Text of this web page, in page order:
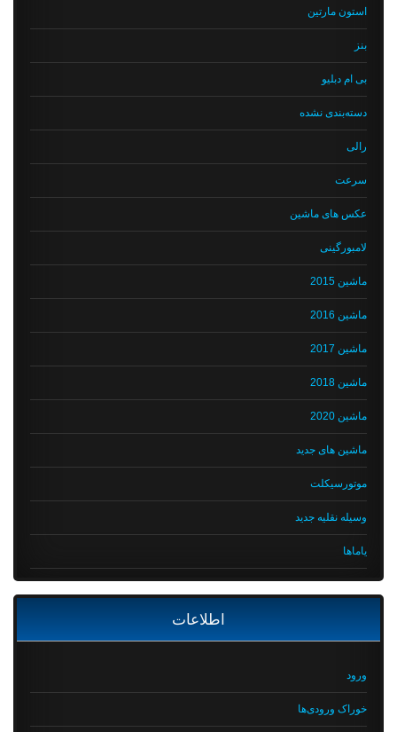
استون مارتین
بی ام دبلیو
دسته‌بندی نشده
رالی
سرعت
عکس های ماشین
لامبورگینی
ماشین 2015
ماشین 2016
ماشین 2017
ماشین 2018
ماشین 2020
ماشین های جدید
موتورسیکلت
وسیله نقلیه جدید
یاماها
اطلاعات
ورود
خوراک ورودی‌ها